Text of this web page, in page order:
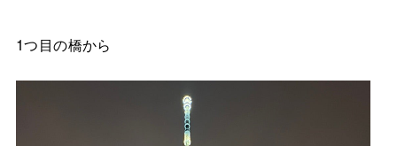
1つ目の橋から